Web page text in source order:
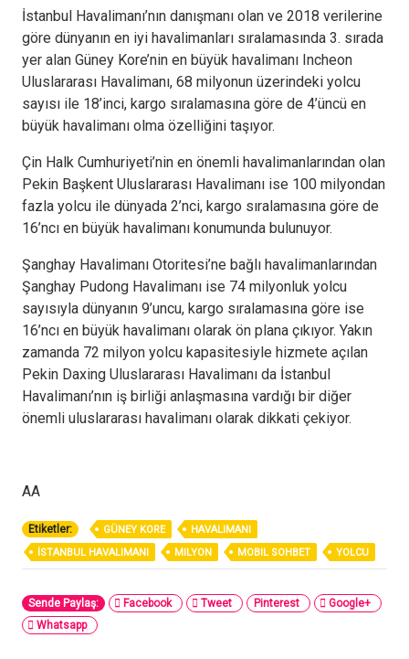
İstanbul Havalimanı’nın danışmanı olan ve 2018 verilerine
göre dünyanın en iyi havalimanları sıralamasında 3. sırada
yer alan Güney Kore’nin en büyük havalimanı Incheon
Uluslararası Havalimanı, 68 milyonun üzerindeki yolcu
sayısı ile 18’inci, kargo sıralamasına göre de 4’üncü en
büyük havalimanı olma özelliğini taşıyor.
Çin Halk Cumhuriyeti’nin en önemli havalimanlarından olan
Pekin Başkent Uluslararası Havalimanı ise 100 milyondan
fazla yolcu ile dünyada 2’nci, kargo sıralamasına göre de
16’ncı en büyük havalimanı konumunda bulunuyor.
Şanghay Havalimanı Otoritesi’ne bağlı havalimanlarından
Şanghay Pudong Havalimanı ise 74 milyonluk yolcu
sayısıyla dünyanın 9’uncu, kargo sıralamasına göre ise
16’ncı en büyük havalimanı olarak ön plana çıkıyor. Yakın
zamanda 72 milyon yolcu kapasitesiyle hizmete açılan
Pekin Daxing Uluslararası Havalimanı da İstanbul
Havalimanı’nın iş birliği anlaşmasına vardığı bir diğer
önemli uluslararası havalimanı olarak dikkati çekiyor.
AA
Etiketler: GÜNEY KORE
HAVALIMANI
İSTANBUL HAVALIMANI
MILYON MOBIL SOHBET YOLCU
Sende Paylaş: Facebook Tweet Pinterest
Google+
Whatsapp